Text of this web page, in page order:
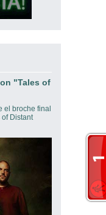
"Tales of
el broche final
Distant